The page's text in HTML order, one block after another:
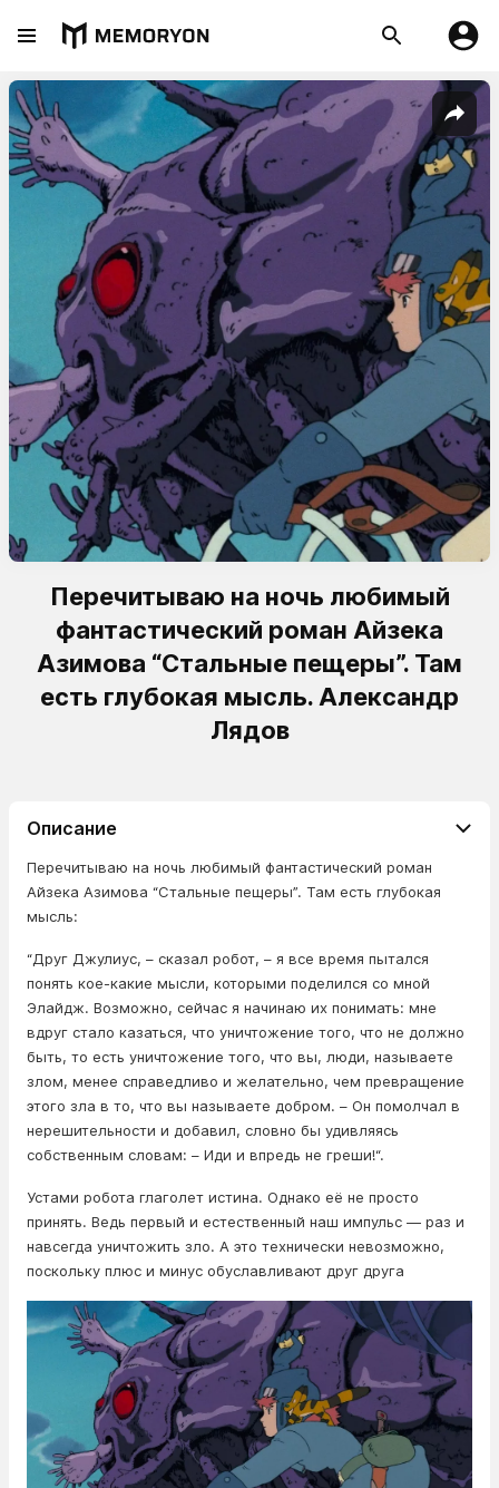
Перечитываю на ночь любимый
фантастический роман Айзека
Азимова “Стальные пещеры”. Там
есть глубокая мысль. Александр
Лядов
Описание
Перечитываю на ночь любимый фантастический роман
Айзека Азимова “Стальные пещеры”. Там есть глубокая
мысль:
“Друг Джулиус, – сказал робот, – я все время пытался
понять кое-какие мысли, которыми поделился со мной
Элайдж. Возможно, сейчас я начинаю их понимать: мне
вдруг стало казаться, что уничтожение того, что не должно
быть, то есть уничтожение того, что вы, люди, называете
злом, менее справедливо и желательно, чем превращение
этого зла в то, что вы называете добром. – Он помолчал в
нерешительности и добавил, словно бы удивляясь
собственным словам: – Иди и впредь не греши!“.
Устами робота глаголет истина. Однако её не просто
принять. Ведь первый и естественный наш импульс — раз и
навсегда уничтожить зло. А это технически невозможно,
поскольку плюс и минус обуславливают друг друга